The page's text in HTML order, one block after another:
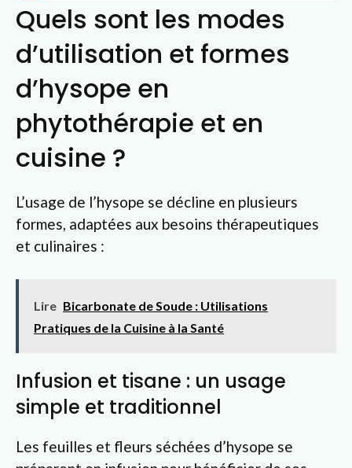
Quels sont les modes
d’utilisation et formes
d’hysope en
phytothérapie et en
cuisine ?
L’usage de l’hysope se décline en plusieurs
formes, adaptées aux besoins thérapeutiques
et culinaires :
Lire Bicarbonate de Soude : Utilisations
Pratiques de la Cuisine à la Santé
Infusion et tisane : un usage
simple et traditionnel
Les feuilles et fleurs séchées d’hysope se